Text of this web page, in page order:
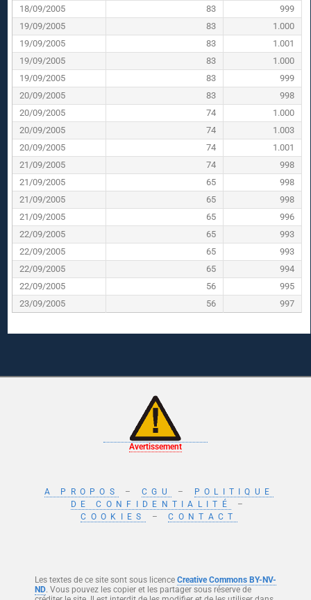
18/09/2005
83
999
19/09/2005
83
1.000
19/09/2005
83
1.001
19/09/2005
83
1.000
19/09/2005
83
999
20/09/2005
83
998
20/09/2005
74
1.000
20/09/2005
74
1.003
20/09/2005
74
1.001
21/09/2005
74
998
21/09/2005
65
998
21/09/2005
65
998
21/09/2005
65
996
22/09/2005
65
993
22/09/2005
65
993
22/09/2005
65
994
22/09/2005
56
995
23/09/2005
56 997
Avertissement
A PROPOS – CGU –
POLITIQUE
DE CONFIDENTIALITÉ
–
COOKIES
–CONTACT
Les textes de ce site sont sous licence Creative Commons BY-NV-
ND. Vous pouvez les copier et les partager sous réserve de